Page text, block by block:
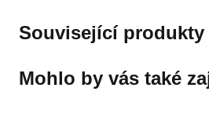
Související produkty
Mohlo by vás také